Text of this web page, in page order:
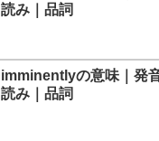
読み｜品詞
imminentlyの意味｜発
読み｜品詞